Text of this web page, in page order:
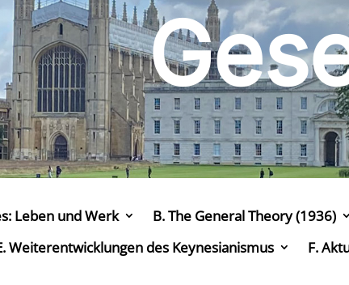
Leben und Werk B. The General Theory (1936)
Weiterentwicklungen des Keynesianismus F.